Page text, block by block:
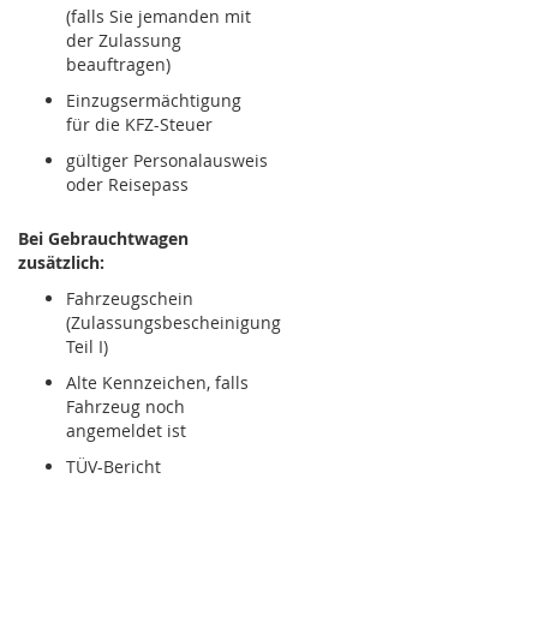
(falls Sie jemanden mit
der Zulassung
beauftragen)
Einzugsermächtigung
für die KFZ-Steuer
gültiger Personalausweis
oder Reisepass
Bei Gebrauchtwagen
zusätzlich:
Fahrzeugschein
(Zulassungsbescheinigung
Teil I)
Alte Kennzeichen, falls
Fahrzeug noch
angemeldet ist
TÜV-Bericht